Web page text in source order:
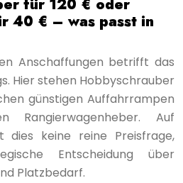
für 120 € oder
40 € – was passt in
Anschaffungen betrifft das
Hier stehen Hobbyschrauber
günstigen Auffahrrampen
Rangierwagenheber. Auf
dies keine reine Preisfrage,
Entscheidung über
Platzbedarf.